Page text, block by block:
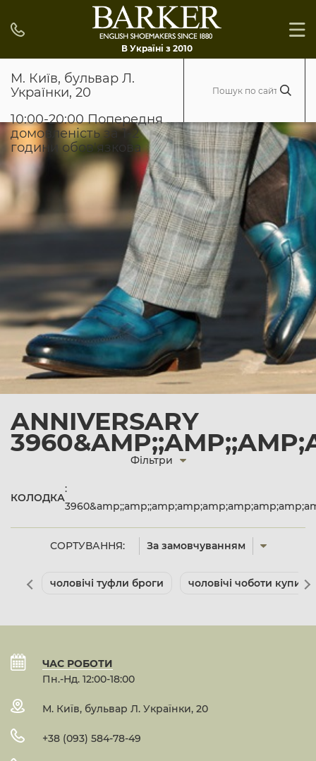
В Україні з 2010
М. Київ, бульвар Л.
Українки, 20
10:00-20:00 Попередня
домовленість за 1-2
години обов'язкова
ANNIVERSARY
СОРТУВАННЯ: За замовчуванням
Фільтри
КОЛОДКА
:
чоловічі туфли броги чоловічі чоботи купити
ЧАС РОБОТИ
Пн.-Нд. 12:00-18:00
М. Київ, бульвар Л. Українки, 20
+38 (093) 584-78-49